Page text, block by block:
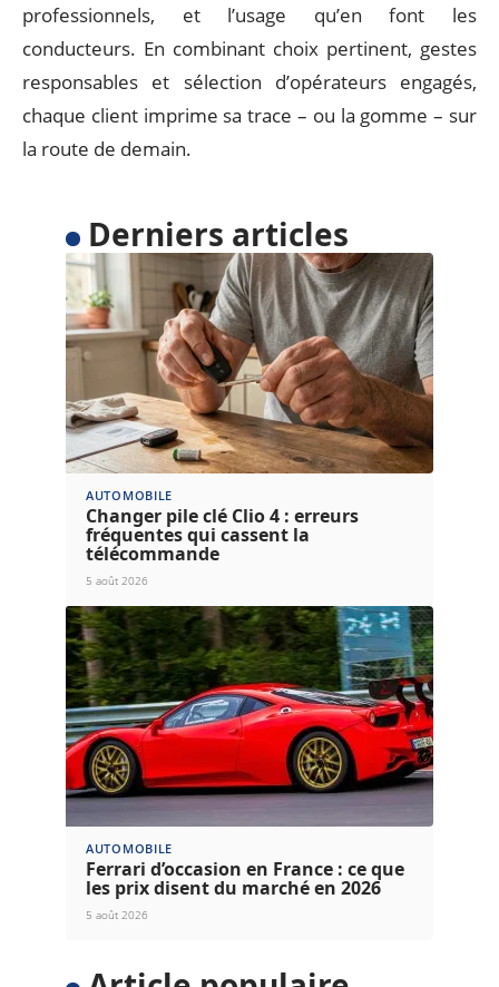
professionnels, et l’usage qu’en font les
conducteurs. En combinant choix pertinent, gestes
responsables et sélection d’opérateurs engagés,
chaque client imprime sa trace – ou la gomme – sur
la route de demain.
Derniers articles
AUTOMOBILE
Changer pile clé Clio 4 : erreurs
fréquentes qui cassent la
télécommande
5 août 2026
AUTOMOBILE
Ferrari d’occasion en France : ce que
les prix disent du marché en 2026
5 août 2026